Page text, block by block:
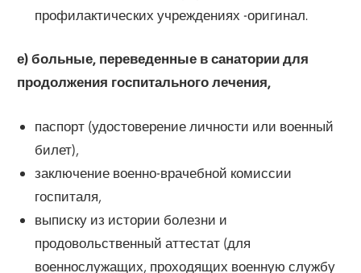
профилактических учреждениях -оригинал.
е) больные, переведенные в санатории для
продолжения госпитального лечения,
паспорт (удостоверение личности или военный
билет),
заключение военно-врачебной комиссии
госпиталя,
выписку из истории болезни и
продовольственный аттестат (для
военнослужащих, проходящих военную службу